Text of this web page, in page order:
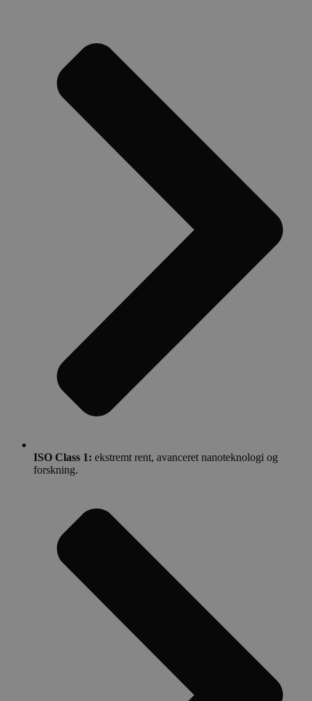
ISO Class 1: ekstremt rent, avanceret nanoteknologi og
forskning.